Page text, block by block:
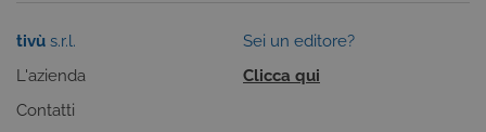
tivù s.r.l.
L'azienda
Contatti
Sei un editore?
Clicca qui
NON CLASSIFICATI